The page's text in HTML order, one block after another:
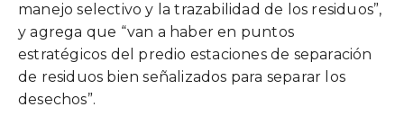
manejo selectivo y la trazabilidad de los residuos”,
y agrega que “van a haber en puntos
estratégicos del predio estaciones de separación
de residuos bien señalizados para separar los
desechos”.